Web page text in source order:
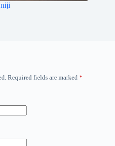
Required fields are marked *